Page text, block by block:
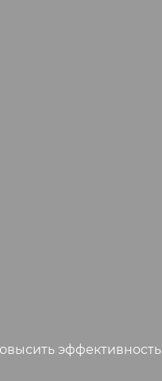
эффективность